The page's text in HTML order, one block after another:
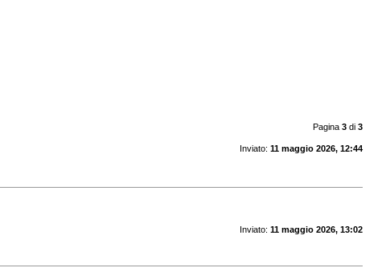
Pagina 3di 3
Inviato: 11 maggio 2026, 12:44
Inviato: 11 maggio 2026, 13:02